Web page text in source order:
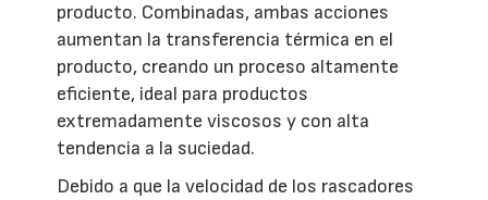
producto. Combinadas, ambas acciones
aumentan la transferencia térmica en el
producto, creando un proceso altamente
eficiente, ideal para productos
extremadamente viscosos y con alta
tendencia a la suciedad.
Debido a que la velocidad de los rascadores